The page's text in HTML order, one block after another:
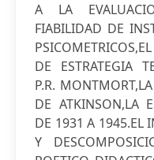
A LA
FIABILIDAD DE
DE ESTRATEGIA
P.R.
DE ATKINSON,LA
DE 1931 A 1945.EL
Y